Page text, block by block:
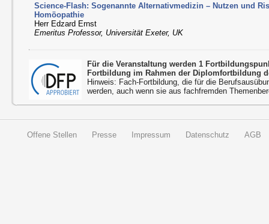
Science-Flash: Sogenannte Alternativmedizin – Nutzen und
Homöopathie
Herr Edzard Ernst
Emeritus Professor, Universität Exeter, UK
Für die Veranstaltung werden 1
Fortbildung im Rahmen der Diplomfortbildung
Hinweis: Fach-Fortbildung, die für die
werden, auch wenn sie aus fachfremden
Offene Stellen Presse Impressum Datenschutz AGB